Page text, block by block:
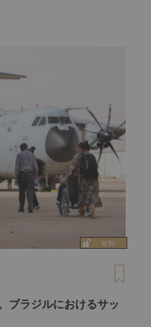
ブラジルにおけるサッ